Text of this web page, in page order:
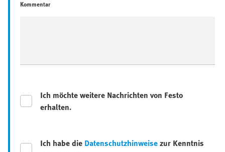
Kommentar
Ich möchte weitere Nachrichten von Festo
erhalten.
Ich habe die Datenschutzhinweisezur Kenntnis